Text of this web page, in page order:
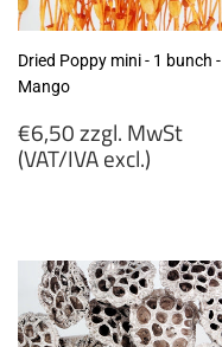
Dried Poppy mini - 1 bunch -
Mango
Regular
price
€6,50 zzgl. MwSt
(VAT/IVA excl.)
MwSt
(VAT/IVA
excl.)